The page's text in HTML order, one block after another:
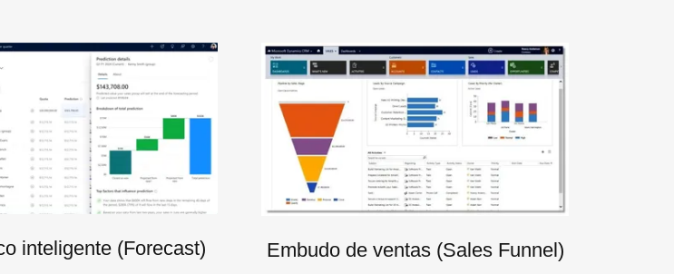
inteligente (Forecast) Embudo de ventas (Sales Funnel)